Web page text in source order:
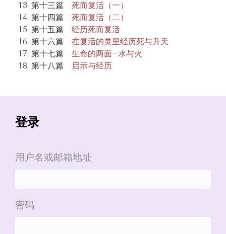
第十三篇 死而复活（一）
第十四篇 死而复活（二）
第十五篇 经历死而复活
第十六篇 在复活的灵里经历死与升天
第十七篇 生命的两面—水与火
第十八篇
启示与经历
登录
用户名或邮箱地址
密码